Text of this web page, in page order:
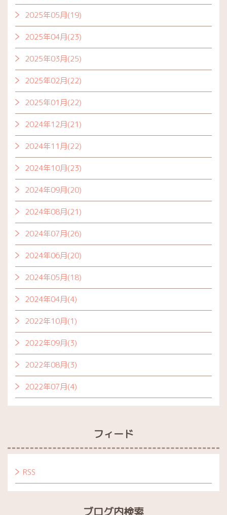
2025年05月(19)
2025年04月(23)
2025年03月(25)
2025年02月(22)
2025年01月(22)
2024年12月(21)
2024年11月(22)
2024年10月(23)
2024年09月(20)
2024年08月(21)
2024年07月(26)
2024年06月(20)
2024年05月(18)
2024年04月(4)
2022年10月(1)
2022年09月(3)
2022年08月(3)
2022年07月(4)
フィード
RSS
ブログ内検索